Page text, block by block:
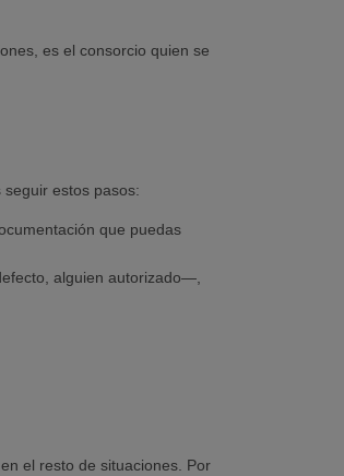
es el consorcio quien se
estos pasos:
que puedas
alguien autorizado—,
en el resto de situaciones. Por